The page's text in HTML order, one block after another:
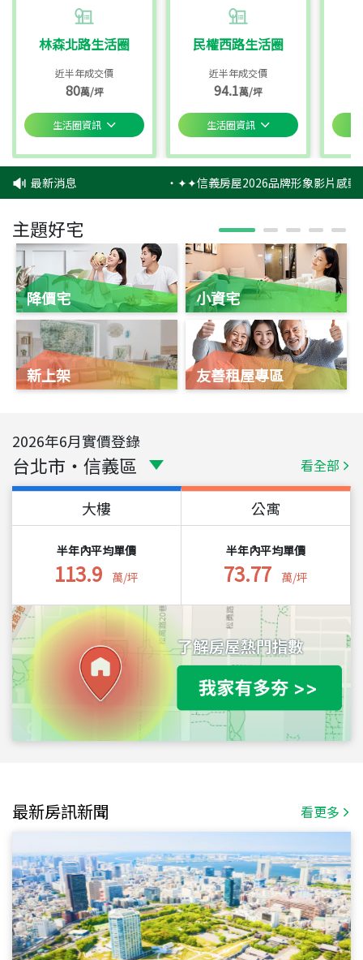
林森北路生活圈
近半年成交價
80萬/坪
生活圈資訊
民權西路生活圈
近半年成交價
94.1萬/坪
生活圈資訊
最新消息 ‧✦✦信義房屋2026品牌形象影片感動
主題好宅
降價宅
新上架
小資宅
友善租屋專區
2026年6月實價登錄
台北市 ・ 信義區 看全部
大樓
半年內平均單價
113.9 萬/坪
公寓
半年內平均單價
73.77 萬/坪
最新房訊新聞 看更多